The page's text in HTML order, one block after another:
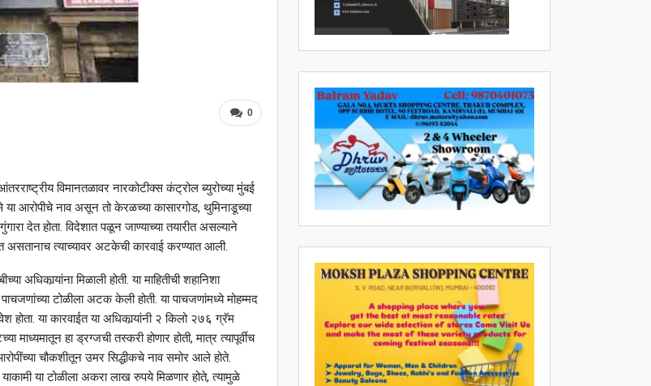
0
विमानतळावर नारकोटीक्स कंट्रोल ब्युरोच्या मुंबई
आरोपीचे नाव असून तो केरळच्या कासारगोड, थुमिनाडूच्या
देत होता. विदेशात पळून जाण्याच्या तयारीत असल्याने
असतानाच त्याच्यावर अटकेची कारवाई करण्यात आली.
अधिकार्‍यांना मिळाली होती. या माहितीची शहानिशा
टोळीला अटक केली होती. या पाचजणांमध्ये मोहम्मद
या कारवाईत या अधिकार्‍यांनी २ किलो २७६ ग्रॅम
हा ड्रग्जची तस्करी होणार होती, मात्र त्यापूर्वीच
चौकशीतून उमर सिद्धीकचे नाव समोर आले होते.
याकामी या टोळीला अकरा लाख रुपये मिळणार होते, त्यामुळे